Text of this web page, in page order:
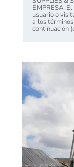
EMPRESA.
usuario o
a los
continuación